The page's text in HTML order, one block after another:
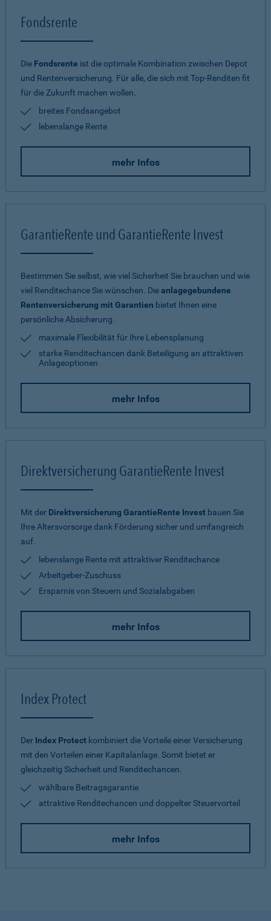
Fondsrente
Die Fondsrente ist die optimale Kombination zwischen Depot
und Rentenversicherung. Für alle, die sich mit Top-Renditen fit
für die Zukunft machen wollen.
breites Fondsangebot
lebenslange Rente
mehr Infos
GarantieRente und GarantieRente Invest
Bestimmen Sie selbst, wie viel Sicherheit Sie brauchen und wie
viel Renditechance Sie wünschen. Dieanlagegebundene
Rentenversicherung mit Garantien bietet Ihnen eine
persönliche Absicherung.
maximale Flexibilität für Ihre Lebensplanung
starke Renditechancen dank Beteiligung an attraktiven
Anlageoptionen
mehr Infos
Direktversicherung GarantieRente Invest
Mit der Direktversicherung GarantieRente Invest bauen Sie
Ihre Altersvorsorge dank Förderung sicher und umfangreich
auf.
lebenslange Rente mit attraktiver Renditechance
Arbeitgeber-Zuschuss
Ersparnis von Steuern und Sozialabgaben
mehr Infos
Index Protect
Der Index Protect kombiniert die Vorteile einer Versicherung
mit den Vorteilen einer Kapitalanlage. Somit bietet er
gleichzeitig Sicherheit und Renditechancen.
wählbare Beitragsgarantie
attraktive Renditechancen und doppelter Steuervorteil
mehr Infos